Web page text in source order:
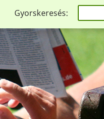
Gyorskeresés: